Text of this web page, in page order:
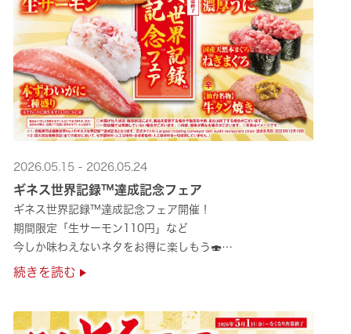
2026.05.15 - 2026.05.24
ギネス世界記録™達成記念フェア
ギネス世界記録™達成記念フェア開催！
期間限定「生サーモン110円」など
今しか味わえないネタをお得に楽しもう🍣
是非お越しください✨
続きを読む